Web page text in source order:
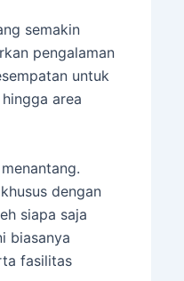
semakin
pengalaman
untuk
area
dengan
siapa saja
biasanya
fasilitas